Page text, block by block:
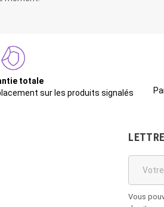
totale
sur les produits signalés
Vous